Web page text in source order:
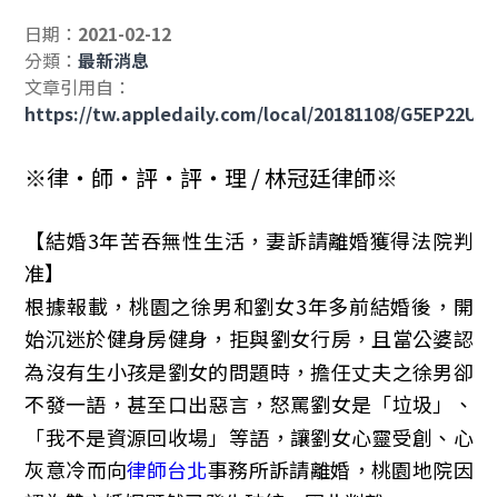
日期： 2021-02-12
分類：最新消息
文章引用自：
https://tw.appledaily.com/local/20181108/
※律‧師‧評‧評‧理 / 林冠廷律師※
【結婚3年苦吞無性生活，妻訴請離婚獲得法院判
准】
根據報載，桃園之徐男和劉女3年多前結婚後，開
始沉迷於健身房健身，拒與劉女行房，且當公婆認
為沒有生小孩是劉女的問題時，擔任丈夫之徐男卻
不發一語，甚至口出惡言，怒罵劉女是「垃圾」、
「我不是資源回收場」等語，讓劉女心靈受創、心
灰意冷而向律師台北事務所訴請離婚，桃園地院因